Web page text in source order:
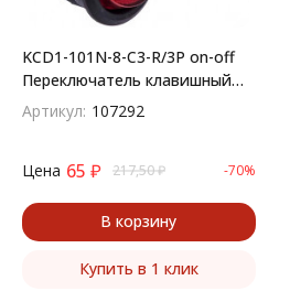
KCD1-101N-8-C3-R/3P on-off
Переключатель клавишный
(рокерный)
Артикул: 107292
Цена 65 ₽ 217,50₽ -70%
В корзину
Купить в 1 клик